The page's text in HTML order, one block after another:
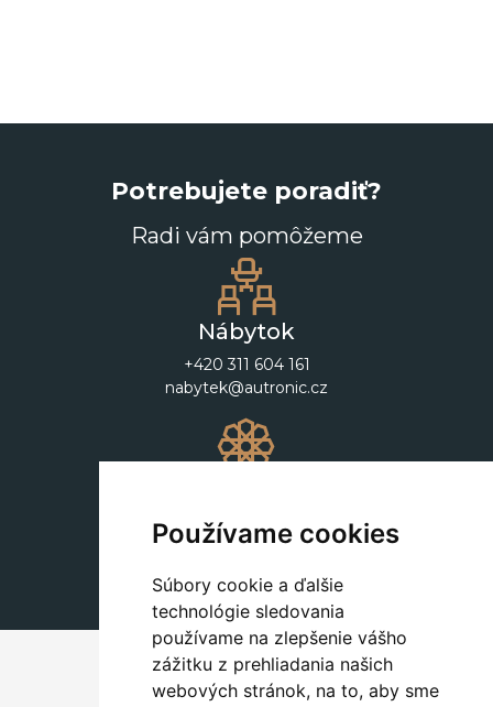
Používame cookies
Súbory cookie a ďalšie
technológie sledovania
používame na zlepšenie vášho
zážitku z prehliadania našich
webových stránok, na to, aby sme
Potrebujete poradiť?
Radi vám pomôžeme
Nábytok
+420 311 604 161
nabytek@autronic.cz
+420 311 604 182
dekorace@autronic.cz